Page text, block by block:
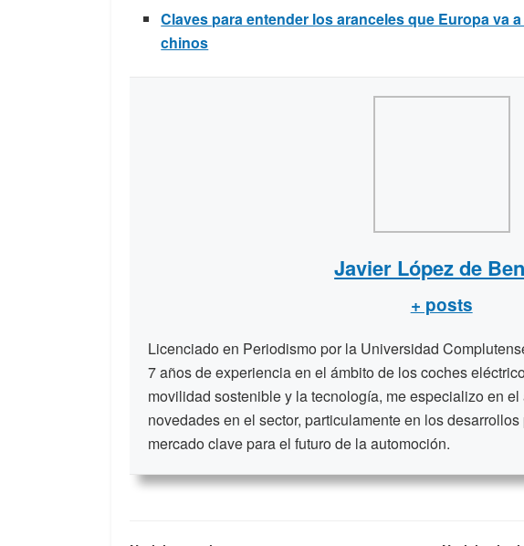
Claves para entender los aranceles que Europa va
chinos
Javier López de
+ posts
Licenciado en Periodismo por la Universidad
7 años de experiencia en el ámbito de los coches
movilidad sostenible y la tecnología, me especializo en
novedades en el sector, particulamente en los
mercado clave para el futuro de la automoción.